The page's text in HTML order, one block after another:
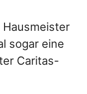
sogar eine
Caritas-